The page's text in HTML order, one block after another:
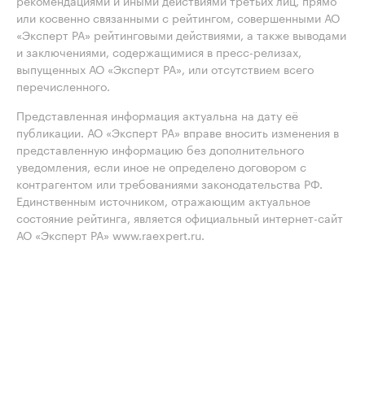
или косвенно связанными с рейтингом, совершенными АО
«Эксперт РА» рейтинговыми действиями, а также выводами
и заключениями, содержащимися в пресс-релизах,
выпущенных АО «Эксперт РА», или отсутствием всего
перечисленного.
Представленная информация актуальна на дату её
публикации. АО «Эксперт РА» вправе вносить изменения в
представленную информацию без дополнительного
уведомления, если иное не определено договором с
контрагентом или требованиями законодательства РФ.
Единственным источником, отражающим актуальное
состояние рейтинга, является официальный интернет-сайт
АО «Эксперт РА» www.raexpert.ru.